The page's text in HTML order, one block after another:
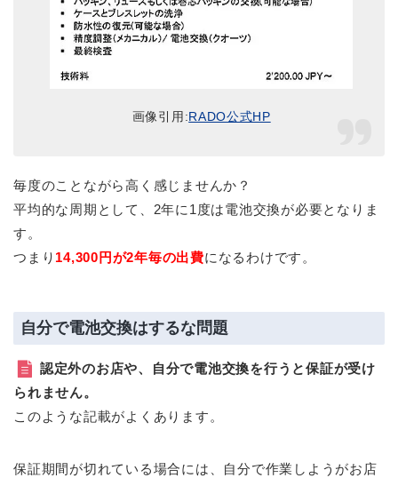
画像引用: RADO公式HP
毎度のことながら高く感じませんか？
平均的な周期として、2年に1度は電池交換が必要となりま
す。
つまり 14,300円が2年毎の出費になるわけです。
自分で電池交換はするな問題
認定外のお店や、自分で電池交換を行うと保証が受け
られません。
このような記載がよくあります。
保証期間が切れている場合には、自分で作業しようがお店